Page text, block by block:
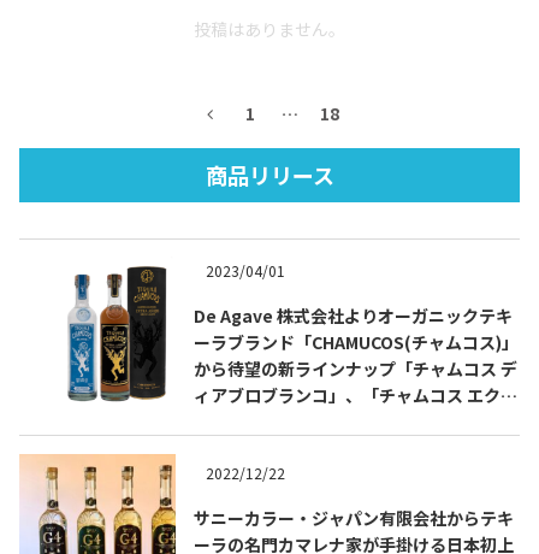
投稿はありません。
1 … 18
商品リリース
2023/04/01
De Agave 株式会社よりオーガニックテキ
ーラブランド「CHAMUCOS(チャムコス)」
から待望の新ラインナップ「チャムコス デ
ィアブロブランコ」、「チャムコス エクス
2022/12/22
サニーカラー・ジャパン有限会社からテキ
ーラの名門カマレナ家が手掛ける日本初上